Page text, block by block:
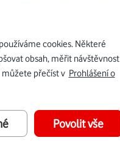
poskytnutím 100 %
předem informován.
Po 12
Zákazník obdrží 7
cookies. Některé
obsah, měřit návštěvnost
můžete přečíst v Prohlášení o
Povolit vše